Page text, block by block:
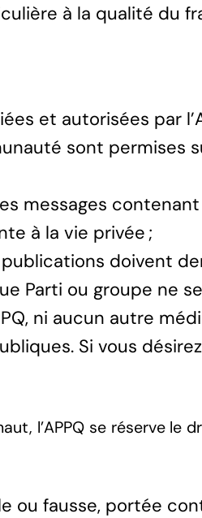
à la qualité du
et autorisées par
sont permises
messages
à la vie privée ;
doivent
Parti ou groupe ne
ni aucun autre
Si vous
l’APPQ se réserve
ou fausse, portée